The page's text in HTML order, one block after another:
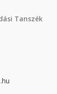
Tanszék